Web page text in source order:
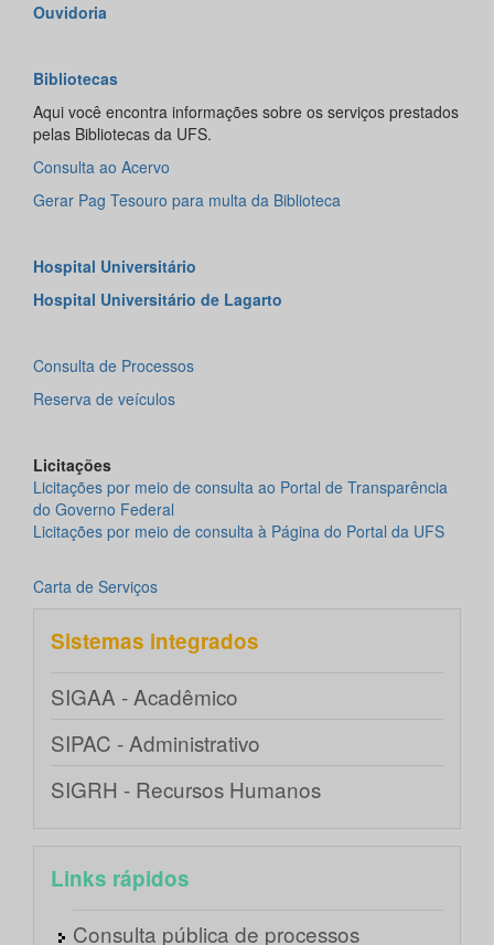
Ouvidoria
Bibliotecas
Aqui você encontra informações sobre os serviços prestados
pelas Bibliotecas da UFS.
Consulta ao Acervo
Gerar Pag Tesouro para multa da Biblioteca
Hospital Universitário
Hospital Universitário de Lagarto
Consulta de Processos
Reserva de veículos
Licitações
Licitações por meio de consulta ao Portal de Transparência
do Governo Federal
Licitações por meio de consulta à Página do Portal da UFS
Carta de Serviços
Sistemas integrados
SIGAA - Acadêmico
SIPAC - Administrativo
SIGRH - Recursos Humanos
Links rápidos
Consulta pública de processos